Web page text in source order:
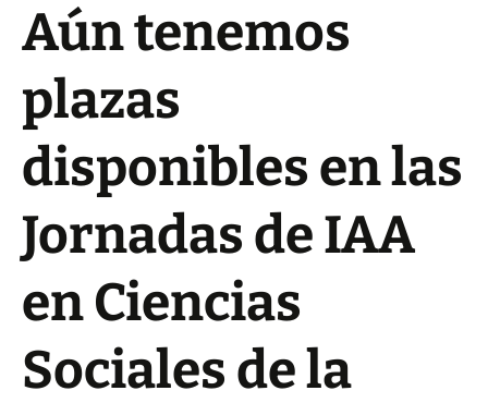
Aún tenemos
plazas
disponibles en las
Jornadas de IAA
en Ciencias
Sociales de la